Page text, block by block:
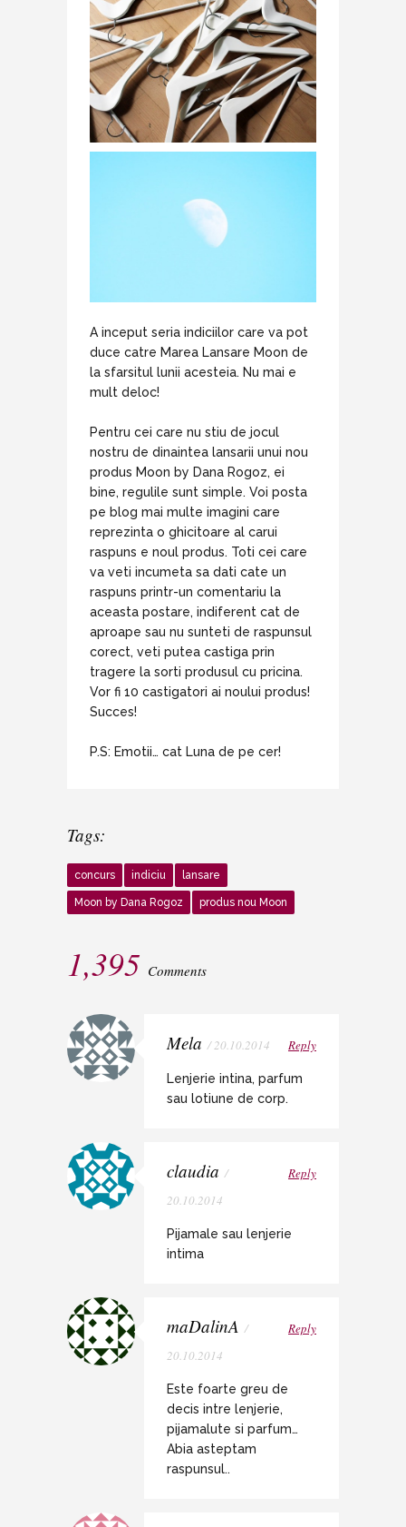
A inceput seria indiciilor care va pot
duce catre Marea Lansare Moon de
la sfarsitul lunii acesteia. Nu mai e
mult deloc!
Pentru cei care nu stiu de jocul
nostru de dinaintea lansarii unui nou
produs Moon by Dana Rogoz, ei
bine, regulile sunt simple. Voi posta
pe blog mai multe imagini care
reprezinta o ghicitoare al carui
raspuns e noul produs. Toti cei care
va veti incumeta sa dati cate un
raspuns printr-un comentariu la
aceasta postare, indiferent cat de
aproape sau nu sunteti de raspunsul
corect, veti putea castiga prin
tragere la sorti produsul cu pricina.
Vor fi 10 castigatori ai noului produs!
Succes!
P.S: Emotii… cat Luna de pe cer!
Tags:
concurs indiciu lansare
Moon by Dana Rogoz produs nou Moon
1,395 Comments
Mela / 20.10.2014 Reply
Lenjerie intina, parfum
sau lotiune de corp.
claudia /
20.10.2014
Reply
Pijamale sau lenjerie
intima
maDalinA /
20.10.2014
Reply
Este foarte greu de
decis intre lenjerie,
pijamalute si parfum…
Abia asteptam
raspunsul..